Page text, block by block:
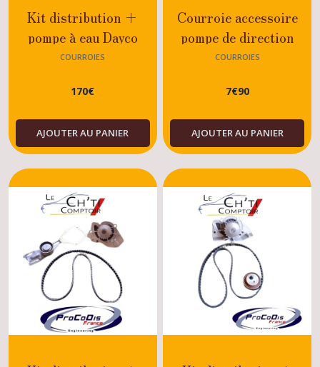
Kit distribution +
pompe à eau Dayco
Peugeot 309 GTI 16
COURROIES
170€
AJOUTER AU PANIER
Courroie accessoire
pompe de direction
assistée Peugeot 309
DIESEL - DIESEL
COURROIES
7€90
AJOUTER AU PANIER